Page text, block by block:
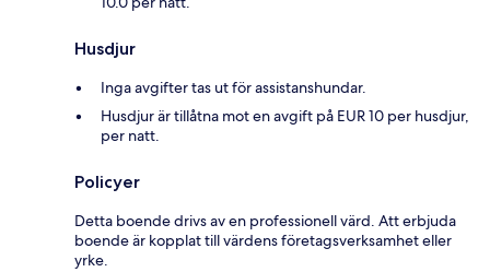
Husdjur
Inga avgifter tas ut för assistanshundar.
Husdjur är tillåtna mot en avgift på EUR 10 per husdjur,
per natt.
Policyer
Detta boende drivs av en professionell värd. Att erbjuda
boende är kopplat till värdens företagsverksamhet eller
yrke.